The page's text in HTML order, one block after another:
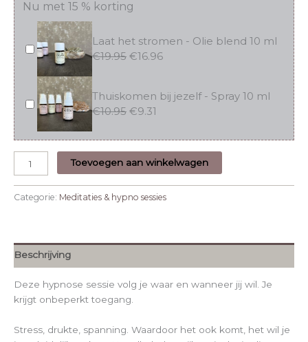
Nu met 15 % korting
Laat het stromen - Olie blend 10 ml
€19.95 €16.96
Thuiskomen bij jezelf - Spray 10 ml
€10.95 €9.31
Toevoegen aan winkelwagen
Categorie: Meditaties & hypno sessies
Beschrijving
Deze hypnose sessie volg je waar en wanneer jij wil. Je
krijgt onbeperkt toegang.
Stress, drukte, spanning. Waardoor het ook komt, het wil je